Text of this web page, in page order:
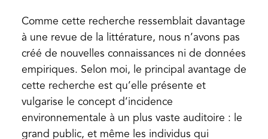
Comme cette recherche ressemblait davantage
à une revue de la littérature, nous n’avons pas
créé de nouvelles connaissances ni de données
empiriques. Selon moi, le principal avantage de
cette recherche est qu’elle présente et
vulgarise le concept d’incidence
environnementale à un plus vaste auditoire : le
grand public, et même les individus qui